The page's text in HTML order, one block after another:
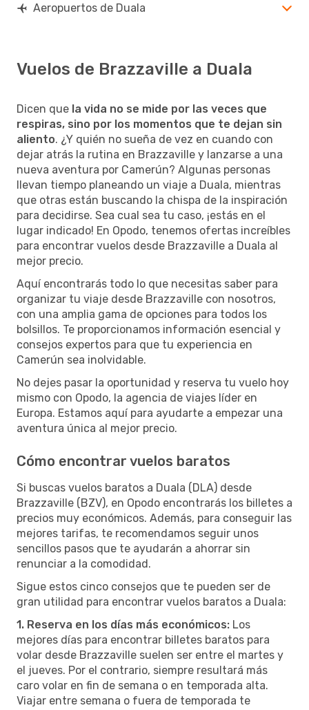
Aeropuertos de Duala
Vuelos de Brazzaville a Duala
Dicen que la vida no se mide por las veces que
respiras, sino por los momentos que te dejan sin
aliento. ¿Y quién no sueña de vez en cuando con
dejar atrás la rutina en Brazzaville y lanzarse a una
nueva aventura por Camerún? Algunas personas
llevan tiempo planeando un viaje a Duala, mientras
que otras están buscando la chispa de la inspiración
para decidirse. Sea cual sea tu caso, ¡estás en el
lugar indicado! En Opodo, tenemos ofertas increíbles
para encontrar vuelos desde Brazzaville a Duala al
mejor precio.
Aquí encontrarás todo lo que necesitas saber para
organizar tu viaje desde Brazzaville con nosotros,
con una amplia gama de opciones para todos los
bolsillos. Te proporcionamos información esencial y
consejos expertos para que tu experiencia en
Camerún sea inolvidable.
No dejes pasar la oportunidad y reserva tu vuelo hoy
mismo con Opodo, la agencia de viajes líder en
Europa. Estamos aquí para ayudarte a empezar una
aventura única al mejor precio.
Cómo encontrar vuelos baratos
Si buscas vuelos baratos a Duala (DLA) desde
Brazzaville (BZV), en Opodo encontrarás los billetes a
precios muy económicos. Además, para conseguir las
mejores tarifas, te recomendamos seguir unos
sencillos pasos que te ayudarán a ahorrar sin
renunciar a la comodidad.
Sigue estos cinco consejos que te pueden ser de
gran utilidad para encontrar vuelos baratos a Duala:
1. Reserva en los días más económicos: Los
mejores días para encontrar billetes baratos para
volar desde Brazzaville suelen ser entre el martes y
el jueves. Por el contrario, siempre resultará más
caro volar en fin de semana o en temporada alta.
Viajar entre semana o fuera de temporada te